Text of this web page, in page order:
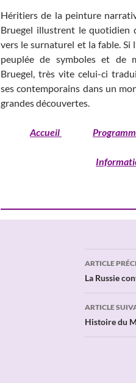
Héritiers de la peinture
Bruegel illustrent le quotidien
vers le surnaturel et la fable. Si
peuplée de symboles et de
Bruegel, très vite celui-ci
ses contemporains dans un
grandes découvertes.
Accueil
des
articles
ARTICLE
La Russie
ARTICLE
Histoire du